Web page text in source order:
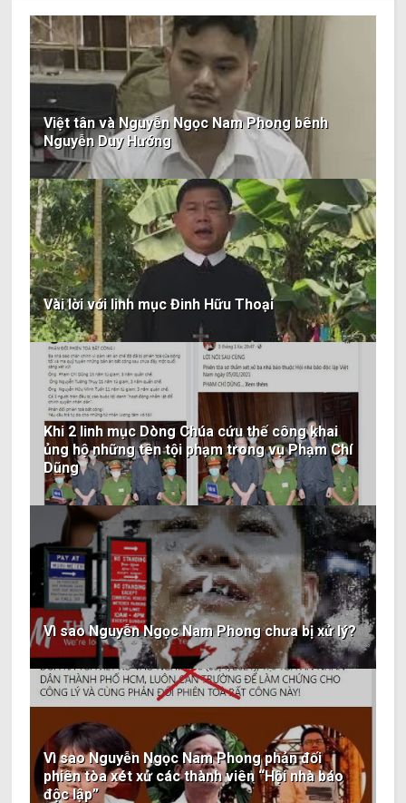
Việt tân và Nguyễn Ngọc Nam Phong bênh
Nguyễn Duy Hướng
Vài lời với linh mục Đinh Hữu Thoại
Khi 2 linh mục Dòng Chúa cứu thế công khai
ủng hộ những tên tội phạm trong vụ Phạm Chí
Dũng
Vì sao Nguyễn Ngọc Nam Phong chưa bị xử lý?
Vì sao Nguyễn Ngọc Nam Phong phản đối
phiên tòa xét xử các thành viên “Hội nhà báo
độc lập”